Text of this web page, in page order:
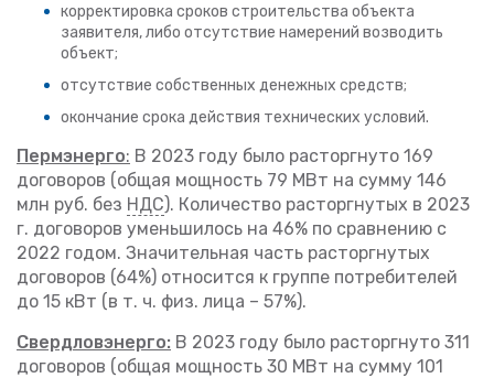
корректировка сроков строительства объекта
заявителя, либо отсутствие намерений возводить
объект;
отсутствие собственных денежных средств;
окончание срока действия технических условий.
Пермэнерго: В 2023 году было расторгнуто 169
договоров (общая мощность 79 МВт на сумму 146
млн руб. без НДС). Количество расторгнутых в 2023
г. договоров уменьшилось на 46% по сравнению с
2022 годом. Значительная часть расторгнутых
договоров (64%) относится к группе потребителей
до 15 кВт (в т. ч. физ. лица – 57%).
Свердловэнерго: В 2023 году было расторгнуто 311
договоров (общая мощность 30 МВт на сумму 101